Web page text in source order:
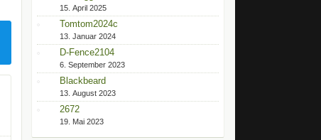
15. April 2025
Tomtom2024c
13. Januar 2024
D-Fence2104
6. September 2023
Blackbeard
13. August 2023
2672
19. Mai 2023